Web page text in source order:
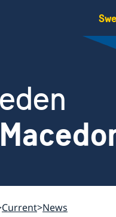
Current News